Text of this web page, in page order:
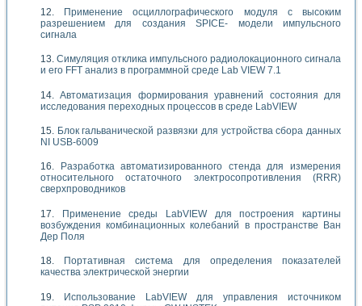
Применение осциллографического модуля с высоким
разрешением для создания SPICE- модели импульсного
сигнала
Симуляция отклика импульсного радиолокационного сигнала
и его FFT анализ в программной среде Lab VIEW 7.1
Автоматизация формирования уравнений состояния для
исследования переходных процессов в среде LabVIEW
Блок гальванической развязки для устройства сбора данных
NI USB-6009
Разработка автоматизированного стенда для измерения
относительного остаточного электросопротивления (RRR)
сверхпроводников
Применение среды LabVIEW для построения картины
возбуждения комбинационных колебаний в пространстве Ван
Дер Поля
Портативная система для определения показателей
качества электрической энергии
Использование LabVIEW для управления источником